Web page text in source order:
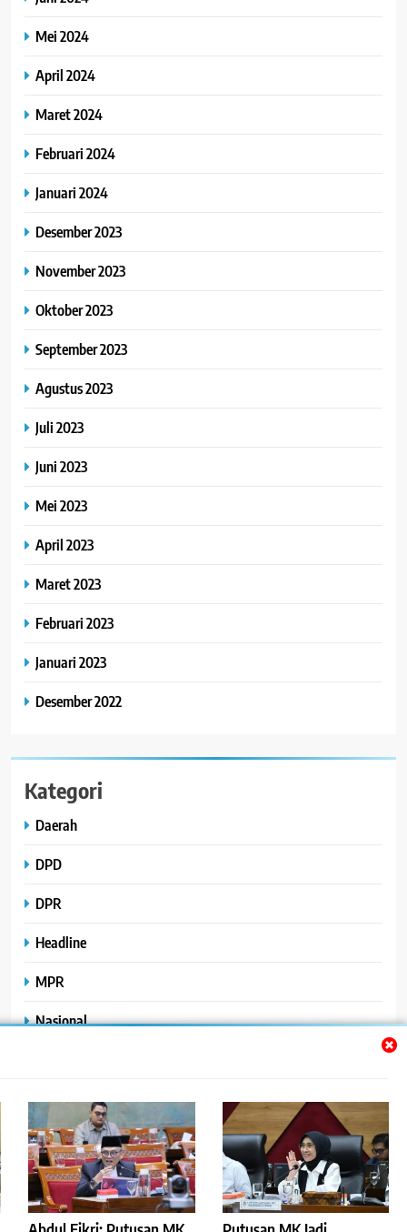
Mei 2024
April 2024
Maret 2024
Februari 2024
Januari 2024
Desember 2023
November 2023
Oktober 2023
September 2023
Agustus 2023
Juli 2023
Juni 2023
Mei 2023
April 2023
Maret 2023
Februari 2023
Januari 2023
Desember 2022
Kategori
Daerah
DPD
DPR
Headline
MPR
Nasional
Polhukam
Uncategorized